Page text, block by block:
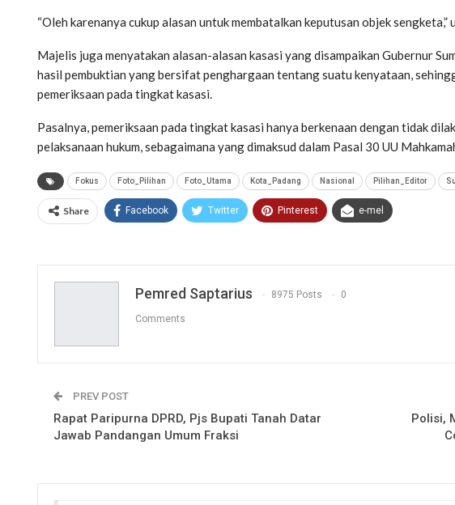
“Oleh karenanya cukup alasan untuk membatalkan keputusan objek sengketa,”
Majelis juga menyatakan alasan-alasan kasasi yang disampaikan Gubernur
hasil pembuktian yang bersifat penghargaan tentang suatu kenyataan,
pemeriksaan pada tingkat kasasi.
Pasalnya, pemeriksaan pada tingkat kasasi hanya berkenaan dengan tidak
pelaksanaan hukum, sebagaimana yang dimaksud dalam Pasal 30 UU
Fokus Foto_Pilihan Foto_Utama Kota_Padang Nasional Pilihan_Editor
Share Facebook Twitter Pinterest e-mel
Pemred Saptarius 8975 Posts 0
Comments
PREV POST
Rapat Paripurna DPRD, Pjs Bupati Tanah Datar
Jawab Pandangan Umum Fraksi
Polisi,